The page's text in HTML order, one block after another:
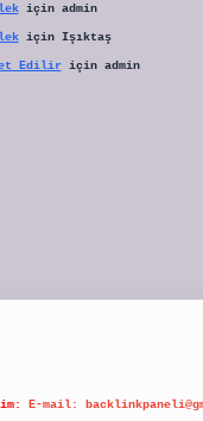
için admin
için Işıktaş
Ediliriçin admin
E-mail: